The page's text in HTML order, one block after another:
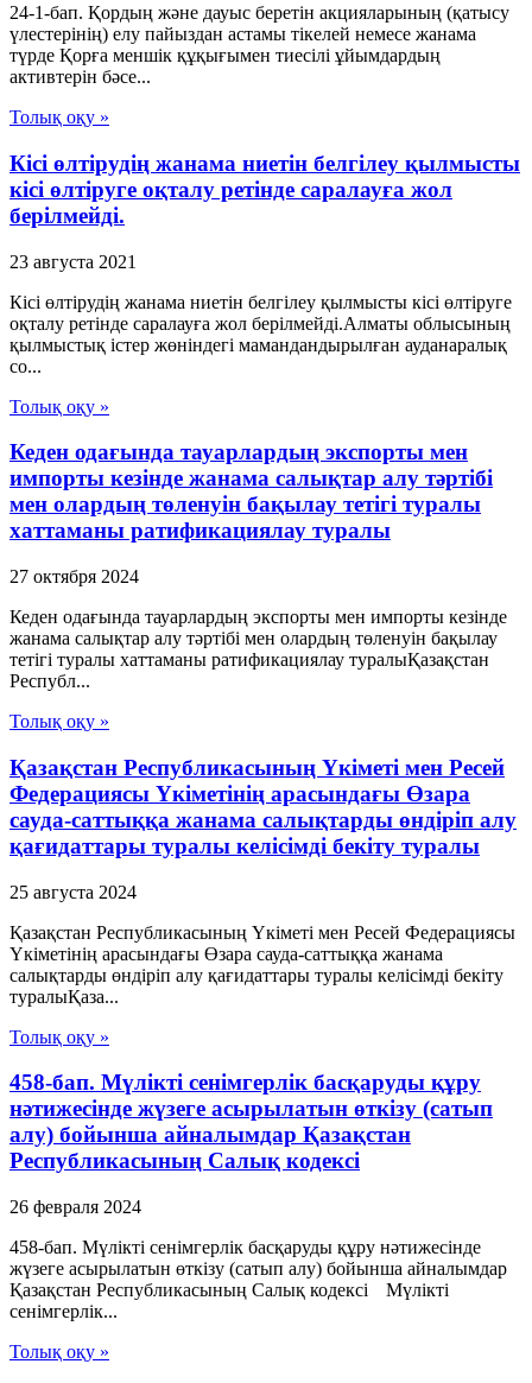
24-1-бап. Қордың және дауыс беретін акцияларының (қатысу
үлестерінің) елу пайыздан астамы тікелей немесе жанама
түрде Қорға меншік құқығымен тиесілі ұйымдардың
активтерін бәсе...
Толық оқу »
Кісі өлтірудің жанама ниетін белгілеу қылмысты
кісі өлтіруге оқталу ретінде саралауға жол
берілмейді.
23 августа 2021
Кісі өлтірудің жанама ниетін белгілеу қылмысты кісі өлтіруге
оқталу ретінде саралауға жол берілмейді.Алматы облысының
қылмыстық істер жөніндегі мамандандырылған ауданаралық
со...
Толық оқу »
Кеден одағында тауарлардың экспорты мен
импорты кезінде жанама салықтар алу тәртібі
мен олардың төленуін бақылау тетігі туралы
хаттаманы ратификациялау туралы
27 октября 2024
Кеден одағында тауарлардың экспорты мен импорты кезінде
жанама салықтар алу тәртібі мен олардың төленуін бақылау
тетігі туралы хаттаманы ратификациялау туралыҚазақстан
Республ...
Толық оқу »
Қазақстан Республикасының Үкіметі мен Ресей
Федерациясы Үкіметінің арасындағы Өзара
сауда-саттыққа жанама салықтарды өндіріп алу
қағидаттары туралы келісімді бекіту туралы
25 августа 2024
Қазақстан Республикасының Үкіметі мен Ресей Федерациясы
Үкіметінің арасындағы Өзара сауда-саттыққа жанама
салықтарды өндіріп алу қағидаттары туралы келісімді бекіту
туралыҚаза...
Толық оқу »
458-бап. Мүлікті сенімгерлік басқаруды құру
нәтижесінде жүзеге асырылатын өткiзу (сатып
алу) бойынша айналымдар Қазақстан
Республикасының Салық кодексі
26 февраля 2024
458-бап. Мүлікті сенімгерлік басқаруды құру нәтижесінде
жүзеге асырылатын өткiзу (сатып алу) бойынша айналымдар
Қазақстан Республикасының Салық кодексі Мүлікті
сенімгерлік...
Толық оқу »